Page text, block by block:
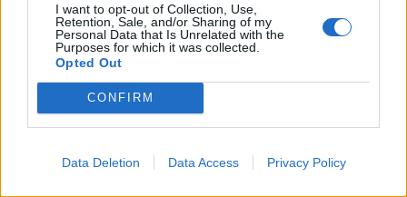
I want to opt-out of Collection, Use,
Retention, Sale, and/or Sharing of my
Personal Data that Is Unrelated with the
Purposes for which it was collected.
Opted Out
CONFIRM
Data Deletion Data Access Privacy Policy
Астронавти на NASA излязоха в
открития космос